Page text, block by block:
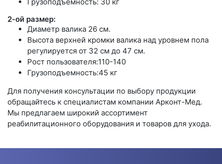
Грузоподъемность: 30 кг
2-ой размер:
Диаметр валика 26 см.
Высота верхней кромки валика над уровнем пола
регулируется от 32 см до 47 см.
Рост пользователя:110-140
Грузоподъемность:45 кг
Для получения консультации по выбору продукции
обращайтесь к специалистам компании Арконт-Мед.
Мы предлагаем широкий ассортимент
реабилитационного оборудования и товаров для ухода.